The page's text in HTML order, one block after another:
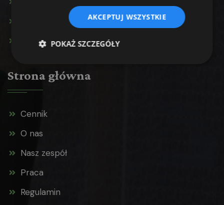
Terapia uzależnień
Inne usługi
Strona główna
Cennik
O nas
Nasz zespół
Praca
Regulamin
AKCEPTUJ WSZYSTKIE
POKAŻ SZCZEGÓŁY